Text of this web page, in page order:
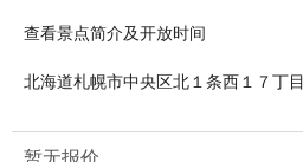
查看景点简介及开放时间
北海道札幌市中央区北１条西１７丁目